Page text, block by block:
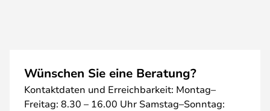
Wünschen Sie eine Beratung?
Kontaktdaten und Erreichbarkeit: Montag–
Freitag: 8.30 – 16.00 Uhr Samstag–Sonntag: